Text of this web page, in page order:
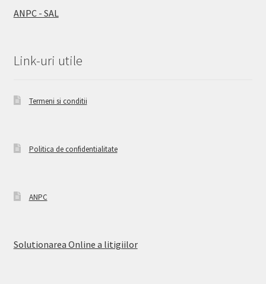
ANPC - SAL
Link-uri utile
Termeni si conditii
Politica de confidentialitate
ANPC
Solutionarea Online a litigiilor